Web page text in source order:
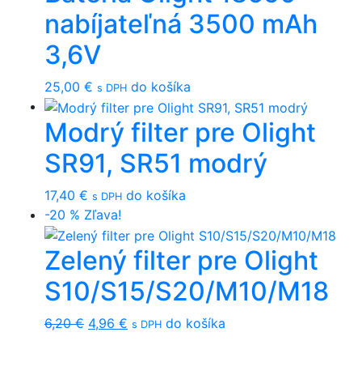
nabíjateľná 3500 mAh
3,6V
25,00 € s DPH do košíka
Modrý filter pre Olight
SR91, SR51 modrý
17,40 € s DPH do košíka
-20 % Zľava!
Zelený filter pre Olight
S10/S15/S20/M10/M18
6,20€ Original
4,96 € Current
s DPH do košíka